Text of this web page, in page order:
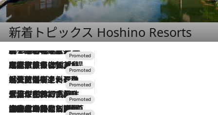
新着トピックス Hoshino Resorts
2026.8.7
【トンボの足水浴】ヒノキの香りに包まれて涼感マックス！約13℃の湧水かけ流しを避暑地「星野温泉 トンボの湯」で体験
2026.7.31
【ホテル帰省】という選択肢をOMOが提案。家族とほどよい距離を保つには「昼は実家、夜は気兼ねなくホテルで！」
2026.7.24
【夏限定ディナーコース】旬を迎える稚鮎や花ズッキーニなどをイタリア・トスカーナの郷土料理の手法で満喫！
2026.7.17
「土佐和ハーブかき氷」がOMO7高知に登場！生姜、山椒、大葉など目にも舌にも涼を呼ぶ郷土の味
2026.7.10
NEW OPEN！【界 草津】名湯の地に誕生。趣の異なる2種の温泉と上州ならではの会席・蕎麦割烹など美食を味わう究極の癒やし旅